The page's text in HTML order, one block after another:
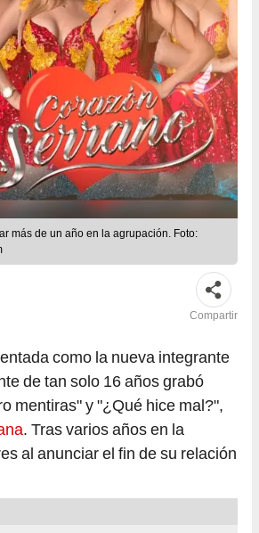
más de un año en la agrupación. Foto:
Compartir
como la nueva integrante
de tan solo 16 años grabó
mentiras" y "¿Qué hice mal?",
. Tras varios años en la
al anunciar el fin de su relación